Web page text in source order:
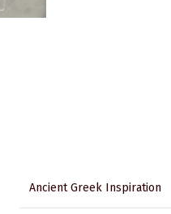
Ancient Greek Inspiration